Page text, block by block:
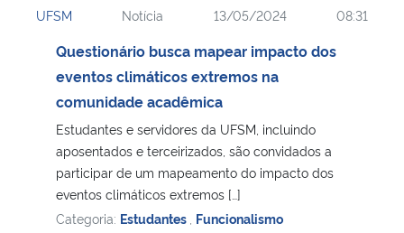
Ministério da Cidadania
Ministério de Minas e Energia
Ministério da Ciência, Tecnologia, Inovações e Comunicações
UFSM Notícia 13/05/2024 08:31
Questionário busca mapear impacto dos
eventos climáticos extremos na
comunidade acadêmica
Estudantes e servidores da UFSM, incluindo
aposentados e terceirizados, são convidados a
participar de um mapeamento do impacto dos
eventos climáticos extremos […]
Categoria: Estudantes Funcionalismo